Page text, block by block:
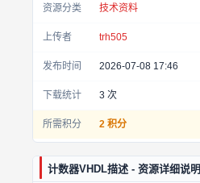
资源分类 技术资料
上传者 trh505
发布时间 2026-07-08 17:46
下载统计 3 次
所需积分 2 积分
计数器VHDL描述 - 资源详细说明